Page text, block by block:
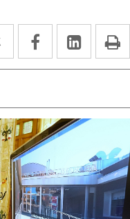
Twitter
Enlace
a
aplicación
externa.
Facebook
Enlace
a
aplicación
externa.
Enlace
a